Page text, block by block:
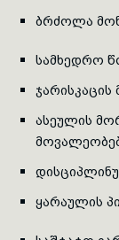
ბრძოლა
სამხედრო
ასეულის
ყარაულის